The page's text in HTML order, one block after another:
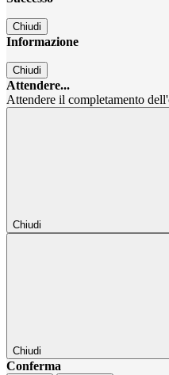
Chiudi
Informazione
Chiudi
Attendere...
Attendere il completamento
Chiudi
Chiudi
Conferma